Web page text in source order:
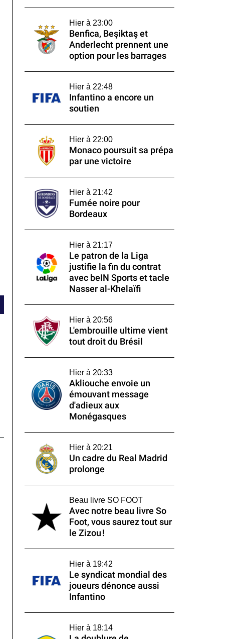
Hier à 23:00
Benfica, Beşiktaş et
Anderlecht prennent une
option pour les barrages
Hier à 22:48
Infantino a encore un
soutien
Hier à 22:00
Monaco poursuit sa prépa
par une victoire
Hier à 21:42
Fumée noire pour
Bordeaux
Hier à 21:17
Le patron de la Liga
justifie la fin du contrat
avec beIN Sports et tacle
Nasser al-Khelaïfi
Hier à 20:56
L'embrouille ultime vient
tout droit du Brésil
Hier à 20:33
Akliouche envoie un
émouvant message
d'adieux aux
Monégasques
Hier à 20:21
Un cadre du Real Madrid
prolonge
Beau livre SO FOOT
Avec notre beau livre So
Foot, vous saurez tout sur
le Zizou !
Hier à 19:42
Le syndicat mondial des
joueurs dénonce aussi
Infantino
Hier à 18:14